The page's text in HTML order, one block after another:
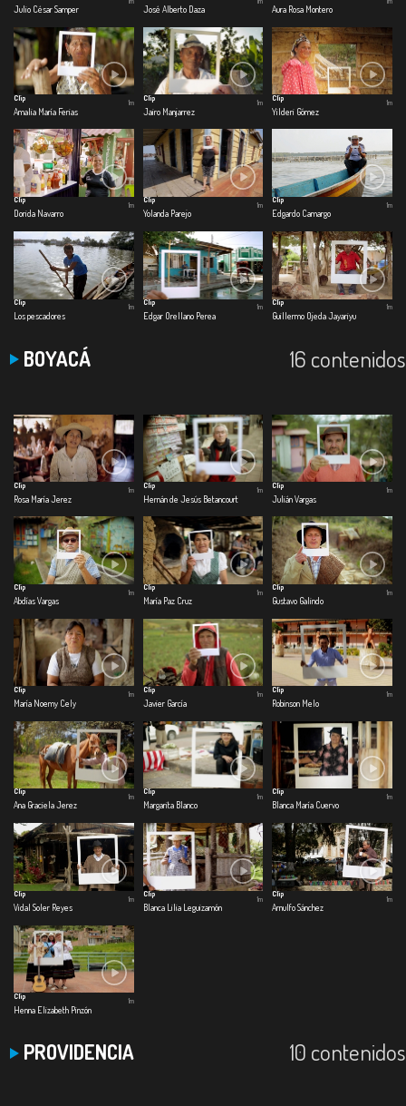
Julio César Samper José Alberto Daza Aura Rosa Montero
Clip
Amalia María Ferias
1m
Clip
Jairo Manjarrez
1m
Clip
Yilderi Gómez
1m
Clip
Dorida Navarro
1m
Clip
Yolanda Parejo
1m
Clip
Edgardo Camargo
1m
Clip
Los pescadores
1m
Clip
Edgar Orellano Perea
1m
Clip
Guillermo Ojeda Jayariyu
1m
BOYACÁ 16 contenidos
Clip
Rosa María Jerez
1m
Clip
Hernán de Jesús Betancourt
1m
Clip
Julián Vargas
1m
Clip
Abdías Vargas
1m
Clip
María Paz Cruz
1m
Clip
Gustavo Galindo
1m
Clip
María Noemy Cely
1m
Clip
Javier García
1m
Clip
Robinson Melo
1m
Clip
Ana Graciela Jerez
1m
Clip
Margarita Blanco
1m
Clip
Blanca María Cuervo
1m
Clip
Vidal Soler Reyes
1m
Clip
Blanca Lilia Leguizamón
1m
Clip
Arnulfo Sánchez
1m
Clip
Henna Elizabeth Pinzón
1m
PROVIDENCIA 10 contenidos